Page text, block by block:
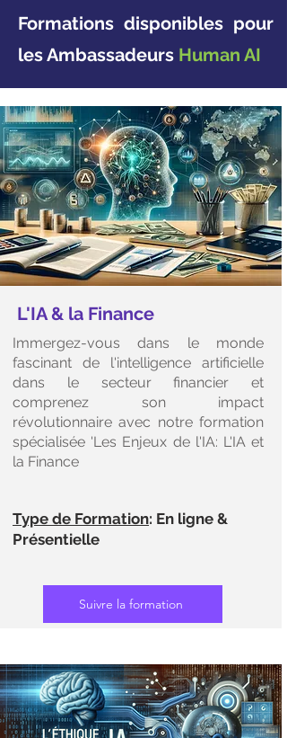
Formations disponibles pour
les Ambassadeurs Human AI
L'IA & la Finance
Immergez-vous dans le monde
fascinant de l'intelligence artificielle
dans le secteur financier et
comprenez son impact
révolutionnaire avec notre formation
spécialisée 'Les Enjeux de l'IA: L'IA et
la Finance
Type de Formation: En ligne &
Présentielle
Suivre la formation